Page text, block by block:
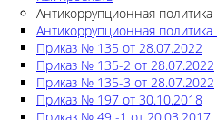
Антикоррупционная политика
Антикоррупционная политика
Приказ № 135 от 28.07.2022
Приказ № 135-2 от 28.07.2022
Приказ № 135-3 от 28.07.2022
Приказ № 197 от 30.10.2018